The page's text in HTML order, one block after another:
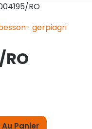
RO
Panier